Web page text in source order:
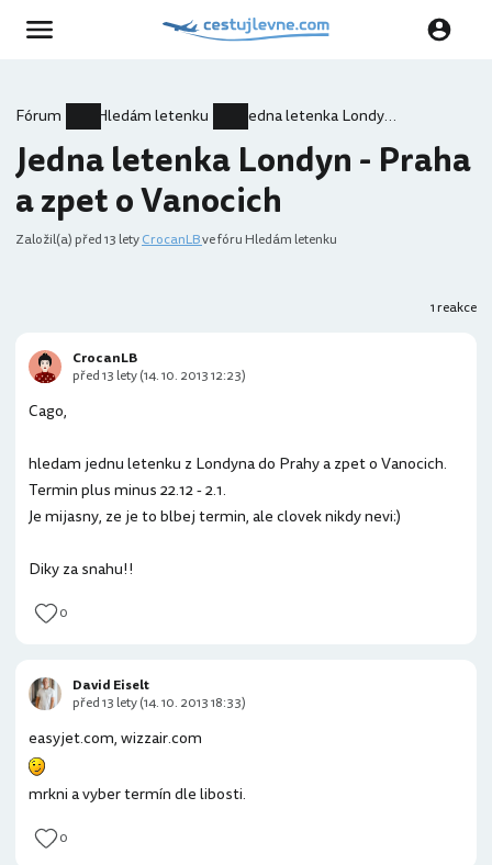
Fórum Hledám letenku Jedna letenka Londyn - Praha a zpet o Vanocich
Jedna letenka Londyn - Praha
a zpet o Vanocich
Založil(a) před 13 letyCrocanLBve fóru Hledám letenku
1 reakce
Cago,
hledam jednu letenku z Londyna do Prahy a zpet o Vanocich.
Termin plus minus 22.12 - 2.1.
Je mijasny, ze je to blbej termin, ale clovek nikdy nevi:)
Diky za snahu!!
0
CrocanLB
před 13 lety (14. 10. 2013 12:23)
easyjet.com, wizzair.com
mrkni a vyber termín dle libosti.
0
David Eiselt
před 13 lety (14. 10. 2013 18:33)